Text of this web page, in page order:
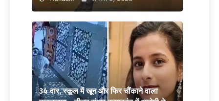
34 वार, स्कूल में खून और फिर चौंकाने वाला